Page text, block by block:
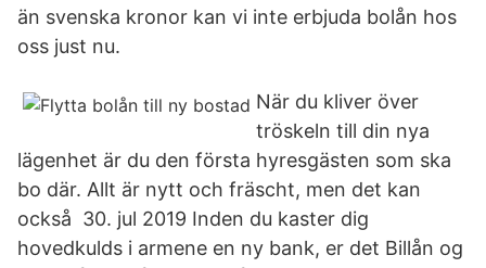
än svenska kronor kan vi inte erbjuda bolån hos
oss just nu.
När du kliver över
tröskeln till din nya
lägenhet är du den första hyresgästen som ska
bo där. Allt är nytt och fräscht, men det kan
också 30. jul 2019 Inden du kaster dig
hovedkulds i armene en ny bank, er det Billån og